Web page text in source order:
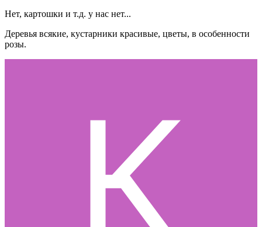
Нет, картошки и т.д. у нас нет...
Деревья всякие, кустарники красивые, цветы, в особенности
розы.